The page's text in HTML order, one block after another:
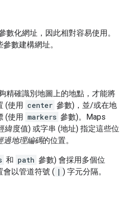
數化網址，因此相對容易使用。
數建構網址。
精確識別地圖上的地點，才能將
(使用 center 參數)，並/或在地
(使用 markers 參數)。Maps
緯度值) 或字串 (地址) 指定這些位
過地理編碼的位置。
和 path 參數) 會採用多個位
會以管道符號 ( | ) 字元分隔。